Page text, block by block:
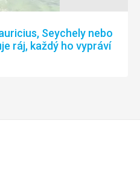
Seychely nebo
ráj, každý ho vypráví